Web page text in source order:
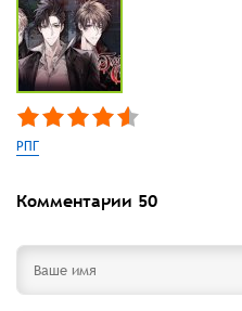
РПГ
Комментарии 50